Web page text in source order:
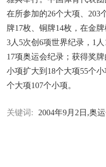
在所参加的26个大项、203
牌17枚、铜牌14枚，在金
3人5次创6项世界纪录，1
17项奥运会纪录；获得奖
小项扩大到18个大项55个
个大项107个小项。
关键词: 2004年9月2日,奥